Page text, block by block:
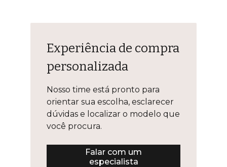
Experiência de compra
personalizada
Nosso time está pronto para
orientar sua escolha, esclarecer
dúvidas e localizar o modelo que
você procura.
Falar com um
especialista